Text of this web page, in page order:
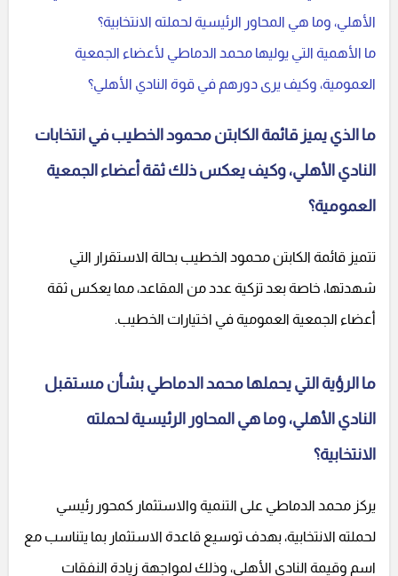
الأهلي، وما هي المحاور الرئيسية لحملته الانتخابية؟
ما الأهمية التي يوليها محمد الدماطي لأعضاء الجمعية
العمومية، وكيف يرى دورهم في قوة النادي الأهلي؟
ما الذي يميز قائمة الكابتن محمود الخطيب في انتخابات
النادي الأهلي، وكيف يعكس ذلك ثقة أعضاء الجمعية
العمومية؟
تتميز قائمة الكابتن محمود الخطيب بحالة الاستقرار التي
شهدتها، خاصة بعد تزكية عدد من المقاعد، مما يعكس ثقة
أعضاء الجمعية العمومية في اختيارات الخطيب.
ما الرؤية التي يحملها محمد الدماطي بشأن مستقبل
النادي الأهلي، وما هي المحاور الرئيسية لحملته
الانتخابية؟
يركز محمد الدماطي على التنمية والاستثمار كمحور رئيسي
لحملته الانتخابية، بهدف توسيع قاعدة الاستثمار بما يتناسب مع
اسم وقيمة النادي الأهلي، وذلك لمواجهة زيادة النفقات